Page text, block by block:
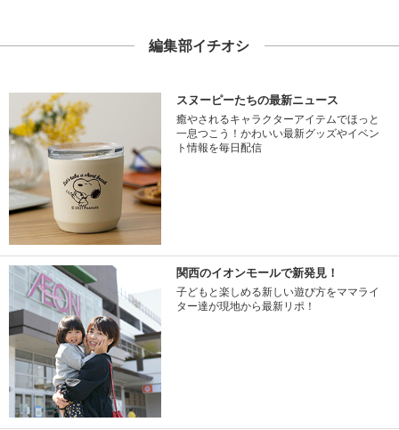
編集部イチオシ
スヌーピーたちの最新ニュース
癒やされるキャラクターアイテムでほっと
一息つこう！かわいい最新グッズやイベン
ト情報を毎日配信
関西のイオンモールで新発見！
子どもと楽しめる新しい遊び方をママライ
ター達が現地から最新リポ！